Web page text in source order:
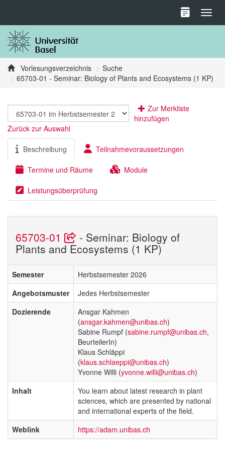
Vorlesungsverzeichnis
Suche
65703-01 - Seminar: Biology of Plants and Ecosystems (1 KP)
Zur Merkliste
hinzufügen
Zurück zur Auswahl
Beschreibung Teilnahmevoraussetzungen
Termine und Räume Module
Leistungsüberprüfung
65703-01 - Seminar: Biology of
Plants and Ecosystems (1 KP)
Semester
Herbstsemester 2026
Angebotsmuster
Jedes Herbstsemester
Dozierende
Ansgar Kahmen
(ansgar.kahmen@unibas.ch)
Sabine Rumpf (sabine.rumpf@unibas.ch,
BeurteilerIn)
Klaus Schläppi
(klaus.schlaeppi@unibas.ch)
Yvonne Willi (yvonne.willi@unibas.ch)
Inhalt
You learn about latest research in plant
sciences, which are presented by national
and international experts of the field.
Weblink
https://adam.unibas.ch